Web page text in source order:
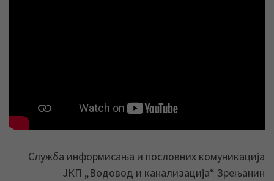
Служба информисања и пословних комуникација
ЈКП „Водовод и канализација“ Зрењанин